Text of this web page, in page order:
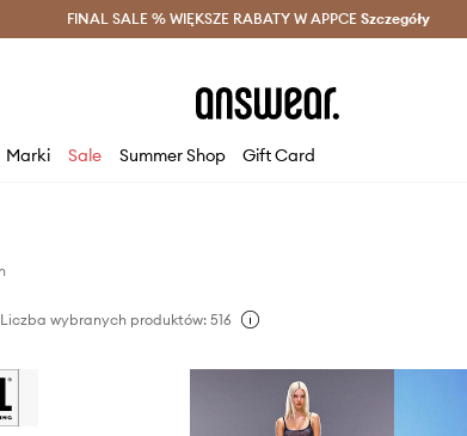
Oszczędzaj z Answear Club > Dostawa nawet w 24h >
FINAL SALE % WIĘKSZE RABATY W APPCE Szczegóły
Marki Sale Summer Shop Gift Card
Liczba wybranych produktów: 516